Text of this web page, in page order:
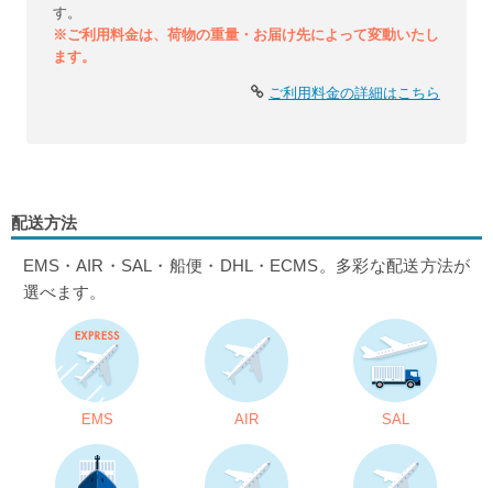
す。
※ご利用料金は、荷物の重量・お届け先によって変動いたし
ます。
ご利用料金の詳細はこちら
配送方法
EMS・AIR・SAL・船便・DHL・ECMS。多彩な配送方法が
選べます。
EMS AIR SAL